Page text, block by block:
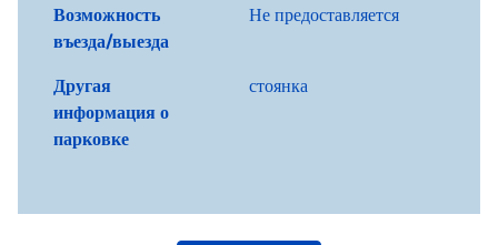
Возможность
въезда/выезда
Не предоставляется
Другая
информация о
парковке
стоянка